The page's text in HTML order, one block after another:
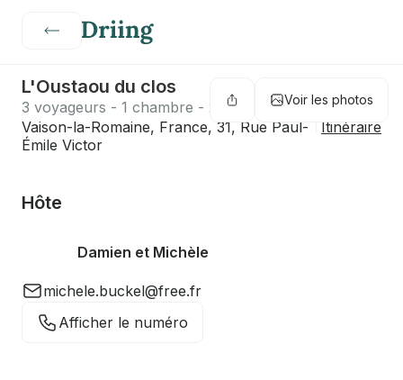
Voir les photos
L'Oustaou du clos
3 voyageurs - 1 chambre - 2 lits - 1 salle de bain
Vaison-la-Romaine, France, 31, Rue Paul-
Émile Victor
Itinéraire
Hôte
Damien et Michèle
michele.buckel@free.fr
Afficher le numéro